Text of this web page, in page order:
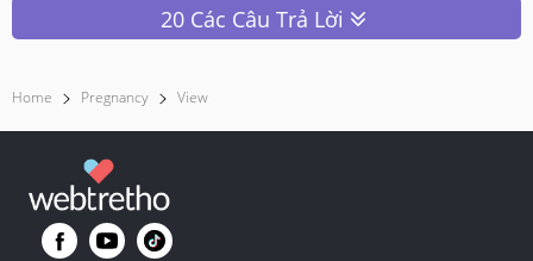
20 Các Câu Trả Lời
Home Pregnancy View